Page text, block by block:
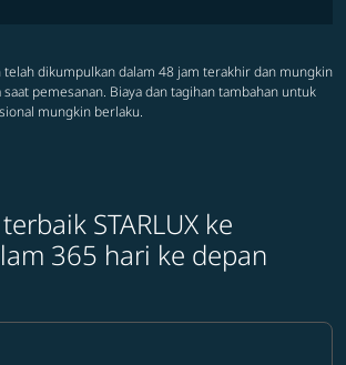
dikumpulkan dalam 48 jam terakhir dan mungkin
pemesanan. Biaya dan tagihan tambahan untuk
mungkin berlaku.
STARLUX ke
365 hari ke depan